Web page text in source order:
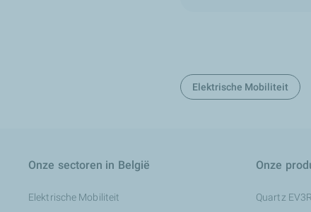
Elektrische Mobiliteit
Onze sectoren in België
Elektrische Mobiliteit
Onze
Quartz EV3R